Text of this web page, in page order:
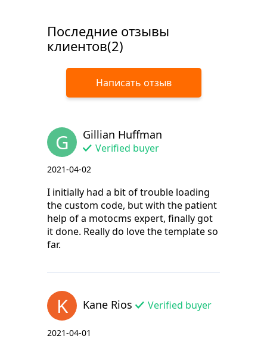
Последние отзывы
клиентов(2)
Написать отзыв
G Gillian Huffman
Verified buyer
2021-04-02
I initially had a bit of trouble loading
the custom code, but with the patient
help of a motocms expert, finally got
it done. Really do love the template so
far.
K Kane Rios Verified buyer
2021-04-01